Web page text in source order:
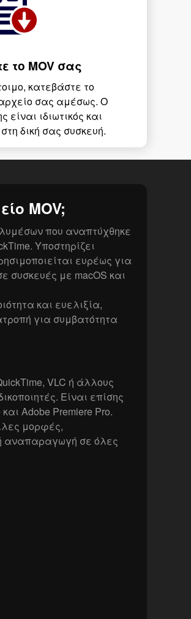
το MOV σας
κατεβάστε το
σας αμέσως. Ο
ιδιωτικός και
δική σας συσκευή.
MOV;
που αναπτύχθηκε
Υποστηρίζει
ευρέως για
συσκευές με macOS και
και ευελιξία,
για συμβατότητα
VLC ή άλλους
Είναι επίσης
Adobe Premiere Pro.
μορφές,
αναπαραγωγή σε όλες